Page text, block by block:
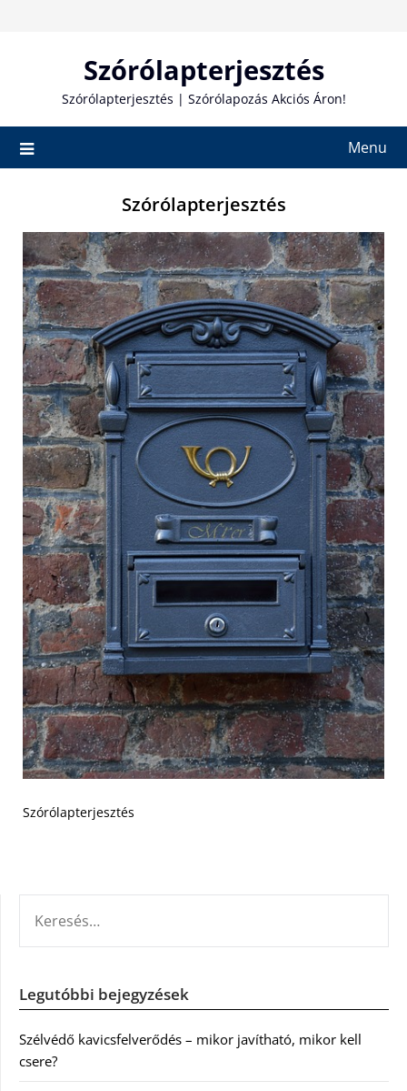
Szórólapterjesztés
Szórólapterjesztés | Szórólapozás Akciós Áron!
Menu
Szórólapterjesztés
Szórólapterjesztés
Legutóbbi bejegyzések
Szélvédő kavicsfelverődés – mikor javítható, mikor kell
csere?